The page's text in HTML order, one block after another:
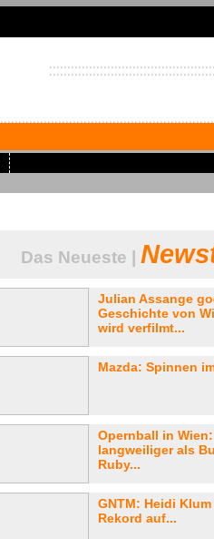
Das Neueste |
Julian Assange
Geschichte von
wird verfilmt...
Mazda: Spinnen
Opernball in
langweiliger als
Ruby...
GNTM: Heidi
Rekord auf...